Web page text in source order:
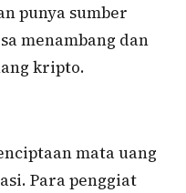
punya sumber
menambang dan
kripto.
mata uang
Para penggiat